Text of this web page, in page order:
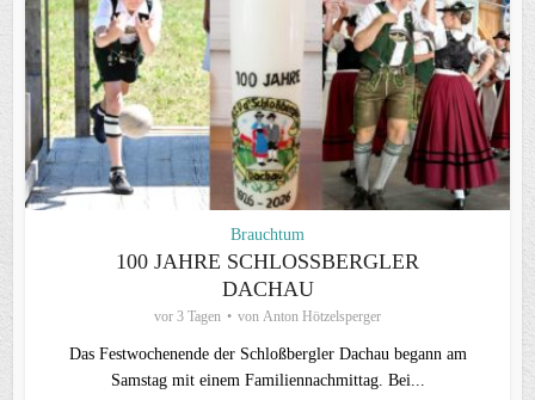
Brauchtum
100 JAHRE SCHLOSSBERGLER D
ACHAU
vor 3 Tagen von Anton Hötzelsperger
Das Festwochenende der Schloßbergler Dachau begann am
Samstag mit einem Familiennachmittag. Bei...